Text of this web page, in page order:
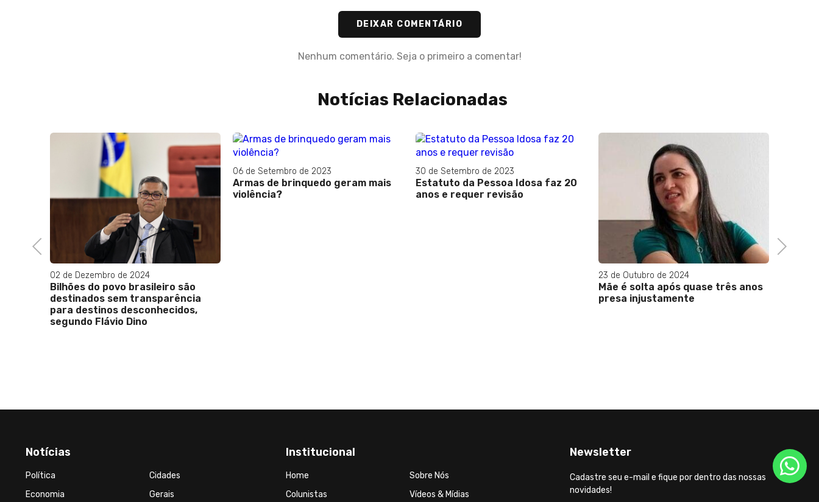
DEIXAR COMENTÁRIO
Nenhum comentário. Seja o primeiro a comentar!
Notícias Relacionadas
Previous
02 de Dezembro de 2024
Bilhões do povo brasileiro são
destinados sem transparência
para destinos desconhecidos,
segundo Flávio Dino
06 de Setembro de 2023
Armas de brinquedo geram mais
violência?
30 de Setembro de 2023
Estatuto da Pessoa Idosa faz 20
anos e requer revisão
23 de Outubro de 2024
Mãe é solta após quase três anos
presa injustamente
Next
Notícias
Política
Cidades
Economia
Gerais
Institucional
Home
Sobre Nós
Colunistas
Vídeos & Mídias
Newsletter
Cadastre seu e-mail e fique por dentro das nossas
novidades!